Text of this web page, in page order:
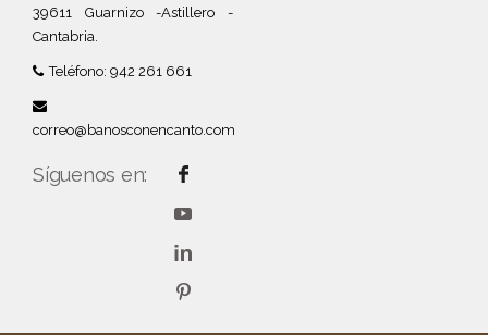
39611 Guarnizo -Astillero -
Cantabria.
Teléfono: 942 261 661
correo@banosconencanto.com
Síguenos en: